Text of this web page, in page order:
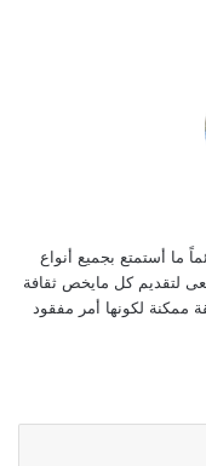
ما أستمتع بجميع أنواع
لتقديم كل مايخص ثقافة
ممكنة لكونها أمر مفقود